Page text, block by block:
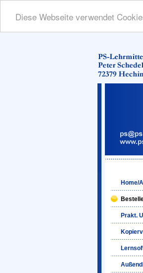
Diese Webseite verwendet
Home/
Prakt.